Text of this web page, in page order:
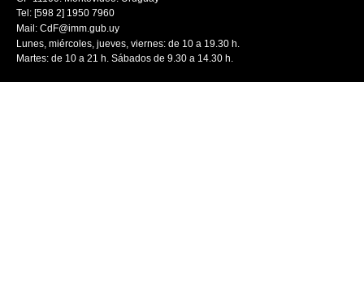
Tel: [598 2] 1950 7960
Mail: CdF@imm.gub.uy
Lunes, miércoles, jueves, viernes: de 10 a 19.30 h.
Martes: de 10 a 21 h. Sábados de 9.30 a 14.30 h.